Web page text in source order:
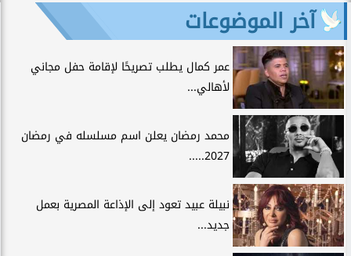
آخر الموضوعات
عمر كمال يطلب تصريحًا لإقامة حفل مجاني
لأهالي...
محمد رمضان يعلن اسم مسلسله في رمضان
2027.....
نبيلة عبيد تعود إلى الإذاعة المصرية بعمل
جديد...